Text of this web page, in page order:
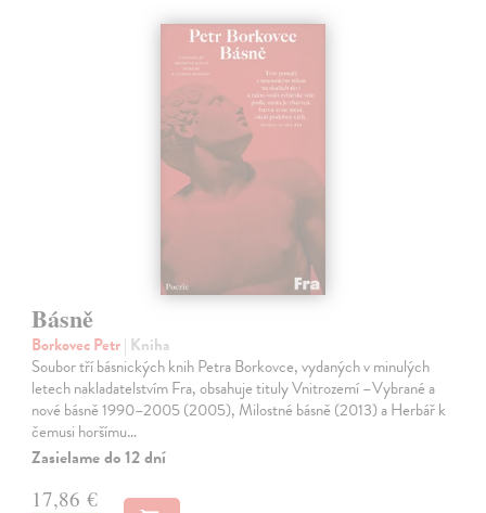
Básně
Borkovec Petr| Kniha
Soubor tří básnických knih Petra Borkovce, vydaných v minulých
letech nakladatelstvím Fra, obsahuje tituly Vnitrozemí –Vybrané a
nové básně 1990–2005 (2005), Milostné básně (2013) a Herbář k
čemusi horšímu…
Zasielame do 12 dní
17,86 €